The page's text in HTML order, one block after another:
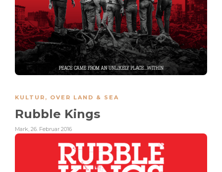
KULTUR , OVER LAND & SEA
Rubble Kings
Mark, 26. Februar 2016